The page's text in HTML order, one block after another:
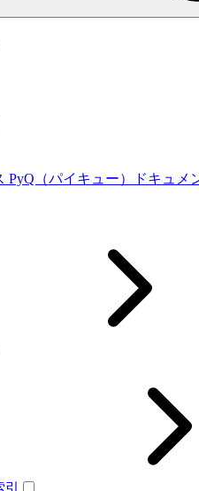
PyQ（パイキュー）ドキュメ